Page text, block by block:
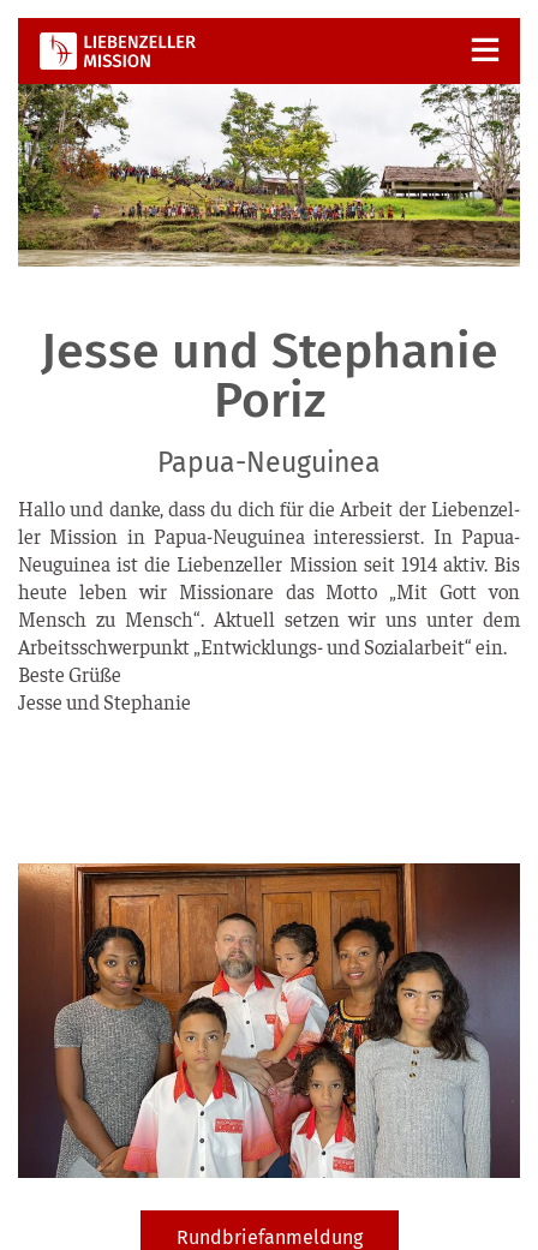
Zum
Inhalt
springen
Jesse und Stephanie
Poriz
Papua-Neuguinea
Hal­lo und dan­ke, dass du dich für die Arbeit der Lie­ben­zel­
ler Mis­si­on in Papua-Neu­gui­nea inter­es­sierst. In Papua-
Neu­gui­nea ist die Lie­ben­zel­ler Mis­si­on seit 1914 aktiv. Bis
heu­te leben wir Mis­sio­na­re das Mot­to „Mit Gott von
Mensch zu Mensch“. Aktu­ell set­zen wir uns unter dem
Arbeits­schwer­punkt „Ent­wick­lungs- und Sozi­al­ar­beit“ ein.
Bes­te Grü­ße
Jes­se und Stephanie
Rundbriefanmeldung